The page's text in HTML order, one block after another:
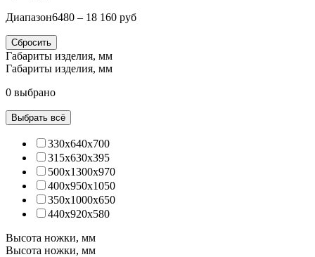
Диапазон6480 – 18 160 руб
Сбросить
Габариты изделия, мм
Габариты изделия, мм
0 выбрано
Выбрать всё
330х640х700
315х630х395
500х1300х970
400х950х1050
350х1000х650
440х920х580
Высота ножки, мм
Высота ножки, мм